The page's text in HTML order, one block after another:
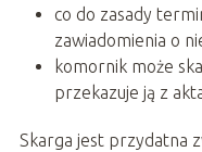
co do zasady
zawiadomienia o
komornik może
przekazuje ją z
Skarga jest przydatna